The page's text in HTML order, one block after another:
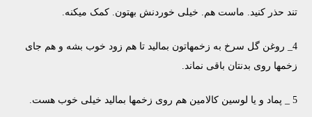
تند حذر کنید. ماست هم. خیلی خوردنش بهتون. کمک میکنه.
4_ روغن گل سرخ به زخمهاتون بمالید تا هم زود خوب بشه و هم جای
زخمها روی بدنتان باقی نماند.
5 _ پماد و یا لوسین کالامین هم روی زخمها بمالید خیلی خوب هست.